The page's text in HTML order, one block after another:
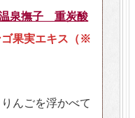
泉撫子 重炭酸
果実エキス（※
んごを浮かべて